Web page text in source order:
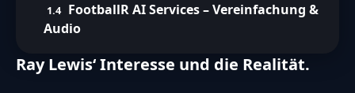
FootballR AI Services – Vereinfachung &
Audio
Ray Lewis‘ Interesse und die Realität.